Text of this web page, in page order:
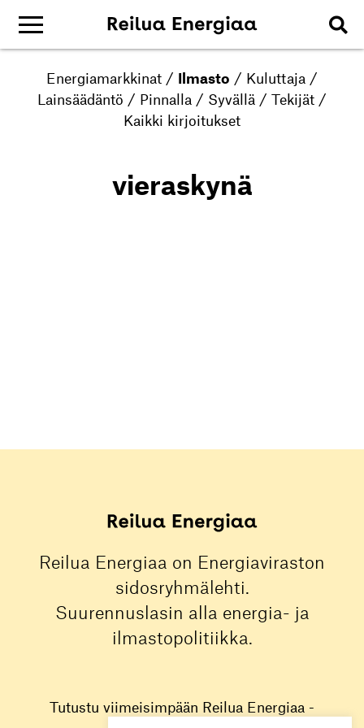
Energiamarkkinat / Ilmasto / Kuluttaja /
Lainsäädäntö / Pinnalla / Syvällä / Tekijät /
Kaikki kirjoitukset
vieraskynä
Reilua Energiaa on Energiaviraston
sidosryhmälehti.
Suurennuslasin alla energia- ja
ilmastopolitiikka.
Tutustu viimeisimpään Reilua Energiaa -